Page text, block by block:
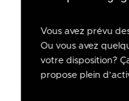
Vous avez prévu
Ou vous avez
votre disposition?
propose plein